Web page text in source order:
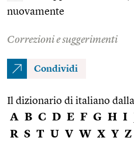
nuovamente
Correzioni e suggerimenti
Condividi
Il dizionario di italiano
A B C D E F G H I
R S T U V W X Y Z